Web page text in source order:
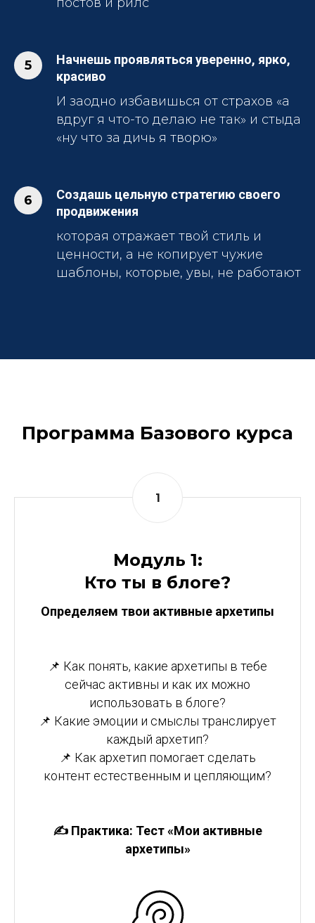
Начнешь проявляться уверенно, ярко,
красиво
И заодно избавишься от страхов «а
вдруг я что-то делаю не так» и стыда
«ну что за дичь я творю»
Создашь цельную стратегию своего
продвижения
которая отражает твой стиль и
ценности, а не копирует чужие
шаблоны, которые, увы, не работают
Программа Базового курса
Модуль 1:
Кто ты в блоге?
Определяем твои активные архетипы
📌 Как понять, какие архетипы в тебе
сейчас активны и как их можно
использовать в блоге?
📌 Какие эмоции и смыслы транслирует
каждый архетип?
📌 Как архетип помогает сделать
контент естественным и цепляющим?
✍️ Практика: Тест «Мои активные
архетипы»